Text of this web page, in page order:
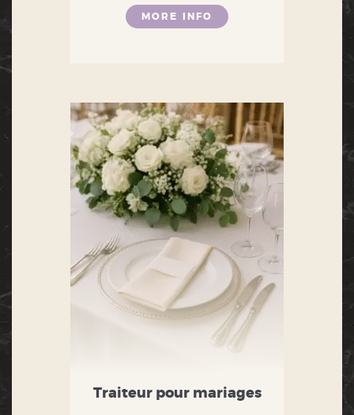
MORE INFO
Traiteur pour mariages